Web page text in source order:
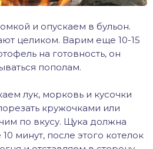
и опускаем в бульон.
целиком. Варим еще 10-15
на готовность, он
пополам.
лук, морковь и кусочки
кружочками или
по вкусу. Щука должна
минут, после этого котелок